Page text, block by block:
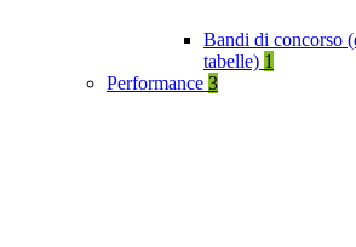
Bandi di concorso
tabelle) 1
Performance 3